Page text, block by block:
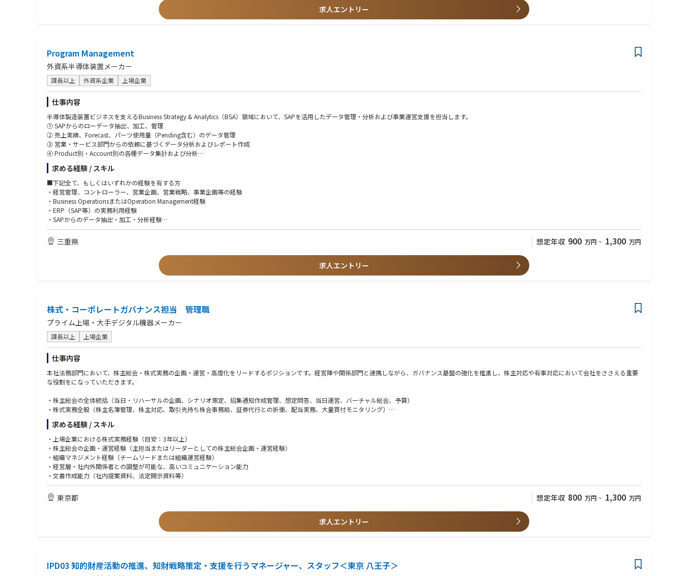
連続量の量子アルゴリズムや基礎研究はまだまだ未開拓分野であり、量子情報理論と物理を探求しながら新たな発想で未解決問題に挑戦していきます。
【Integrated Photonics Unit】
本ポジションでは、光量子コンピューティングを実現するための光集積回路（PIC）プラットフォームの研究開発に幅広く携わっていただきます。
主な業務として、R&D戦略やプロジェクト計画の策定、およびPICの一連の開発を推進していただきます。これには、回路設計、テープアウトの実行、デバイス評価、実証実験などの業務全般 主体的に取り組むことが
含まれます。
・広範なR&D領域: PIC開発の全ライフサイクルに携わるため、柔軟な思考力と幅広い技術的専門知識が重視されます。
・製造および試作: デバイスの製造および試作は、商用ファウンドリサービスと共同研究パートナーの設備を組み合わせて実施します。
＜やりがい・魅力＞
研究重視のチームである集積フォトニクス部門には、アイディアを形にする自由と、多様な技術に挑める環境があります。
ここでは、回路設計や大手ファウンドリへのテープアウト、インハウスでのフォトニックチップ評価まで、一連のプロセスに深く関わることができます。
私たちは、成熟した集積フォトニクスプラットフォームを用いた新たな回路アンプリケーションの開発という手応えのある課題に取り組む一方で、社内試作や大学等との共同研究を通じて次世代の材料プラットフォー
ムの開拓にも果敢に挑んでいます。
【Fundamental Unit】
Fundamentalユニットの一員として、PPLN導波路を光源とした自由空間スクイーズド光の高純度化及び測定の高精度化に関する研究を主導していただきます。スクイーズド光は私達が開発する光量子コンピュータ実
現の鍵となる根源的なリソース光であり、本研究はシステムの性能を飛躍的に向上させる中核的な役割を果たします。
本ポジションでは単なる実験の遂行にとどまらず、量子光学実験において、独創的なアイデアと高度な実験スキル及びプロジェクトマネジメント力を発揮することが期待されます。
・最新の学術論文リサーチに基づく新規実験手法の提案と実証実験の推進
＜やりがい・魅力＞
・光量子コンピュータのコア技術の創出:
当社が開発する光量子コンピュータの心臓部である「スクイーズド光」の極限性能向上に直接コミットできます。あなたが生み出したブレイクスルーが、そのままシステム全体の性能向上、ひいては次世代コンピュー
タの実現に直結するやりがいを感じられます。
・高い研究裁量:
・トップレベルの共創環境:
東大発スタートアップである当社には、世界中から量子コンピュータの最先端の研究者が集まっています。ハード・ソフト・理論の精鋭と日常的に議論し、専門性を互いに高め合える環境です。
■アピールポイント
OptQC株式会社は、光量子コンピュータ技術を実用化し、世界の産業や社会の課題解決を目指しています。
光を利用した次世代量子技術により、従来のコンピュータでは到達できなかった計算能力や効率を提供し、物流、金融、医療など幅広い分野に変革をもたらすことを目指しています。
光の力を最大限に引き出すため、光学や量子、通信技術のスペシャリストとともに、新しい世界を切り開きませんか？
・量子コンピュータ関連企業での勤務経験
・連続量量子アルゴリズムに関する知識・研究経験・実装経験
・連続量光量子コンピュータの実験についての基本的な知識
・少人数・チームでの研究開発経験
・実験家との連携・共同研究の経験
【フィットする方】
・広い視野を持って、様々な量子アルゴリズムの開発に取り組める方
・純粋な物理学としての量子アルゴリズムの研究と、現実的な実機での実装の研究の両方に挑戦したい方
・社内・社外の様々な人・企業と新たな価値を創造したい方
・光量子コンピュータ実機を通して自身のアイディアを社会に役立てたい方
【Integrated Photonics Unit】
■必須
・学位：以下のいずれかの分野で修士もしくは博士号を取得した方
- 光学（レーザー、光集積回路、非線形光学、光通信）
- 量子（量子情報理論、量子情報物理、量子光学）
・英語力：他の研究者や量子コンピュータ専門家との円滑なコミュニケーションができるレベル
・光集積回路の基本的なプラットフォーム（Si、SiN、LNなど）の基礎知識
・3年以上（修士・博士課程の研究を含む）の光集積回路に関する実務経験
・FDTD法やFEMソルバーなど、光集積回路の設計およびシミュレーションに使用されるツールや原理に関する基礎的な理解
・ADSやHFSSなどを用いたモデリング経験、および高速高周波フォトニクスにおける実証・評価経験
・線形光学および非線形光学の現象の理解および数値シミュレーション
・PDKなどを用いた以下の素子の設計経験（干渉計、変調器、フォトダイオード、ホモダイン測定器、エッジカプラー）
・研究開発のプロジェクトを自立的に遂行することができ、それに付帯する業務（先行研究のリサーチ、研究テーマの立案、企業との調整や物品選定、論文執筆、学会発表）を遂行できる方
・実験・理論の両方の研究経験
・日常会話レベルの日本語力
・量子コンピュータ関連企業での勤務経験
・スクイーズド光を用いた研究経験
・連続量量子計算に関する知識
■フィットする方
・ハードウェアを原理レベルから理解し、技術と理論の両輪を扱える方
・自らの専門領域に関する知識を持ちつつ、多方面への挑戦に意欲がある方
【Fundamental Unit】
■必須
・学位：以下のいずれかの分野で修士もしくは博士号を取得した方
- 光学（レーザー、非線形光学、スクイーズド光、重力波干渉計等）
- 量子（量子情報物理、量子光学等）
・研究実務経験：3年以上の実験系での研究実務経験（博士課程での研究期間を含む）
・自律的な実験遂行力：量子光学実験系の設計、構築、測定、課題抽出・解決までを自律的に遂行できる能力
・技術スキル：
- 自由空間およびファイバー光学系の光学素子の取り扱い・アライメント経験
- 非線形光学（PPLN等）に関する基礎知識・実験経験
- 計測機器（オシロスコープ、スペクトラムアナライザ、ネットワークアナライザ等）の操作・評価経験
・第一著者での査読付き学術論文の執筆経験
求人エントリー
Program Management
外資系半導体装置メーカー
課長以上 外資系企業 上場企業
仕事内容
半導体製造装置ビジネスを支えるBusiness Strategy & Analytics（BSA）領域において、SAPを活用したデータ管理・分析および事業運営支援を担当します。
① SAPからのローデータ抽出、加工、管理
② 売上実績、Forecast、パーツ使用量（Pending含む）のデータ管理
③ 営業・サービス部門からの依頼に基づくデータ分析およびレポート作成
④ Product別・Account別の各種データ集計および分析
⑤ データを経営判断や事業戦略に活用できる形へ整理・可視化
求める経験 / スキル
■下記全て、もしくはいずれかの経験を有する方
・経営管理、コントローラー、営業企画、営業戦略、事業企画等の経験
・Business OperationsまたはOperation Management経験
・ERP（SAP等）の実務利用経験
・SAPからのデータ抽出・加工・分析経験
・Excelスキル（VLOOKUP、PivotTable、データ集計分析）
・KPI管理、Forecast作成経験
・データ分析を活用した業務改善経験
・英語：ビジネスレベル（Speaking必須）
三重県 想定年収 900 万円 ~ 1,300 万円
求人エントリー
株式・コーポレートガバナンス担当 管理職
プライム上場・大手デジタル機器メーカー
課長以上 上場企業
仕事内容
本社法務部門において、株主総会・株式実務の企画・運営・高度化をリードするポジションです。経営陣や関係部門と連携しながら、ガバナンス基盤の強化を推進し、株主対応や有事対応において会社をささえる重要
な役割をになっていただきます。
・株主総会の全体統括（当日・リハーサルの企画、シナリオ策定、招集通知作成管理、想定問答、当日運営、バーチャル総会、予算）
・株式実務全般（株主名簿管理、株主対応、取引先持ち株会事務局、証券代行との折衝、配当実務、大量買付モニタリング）
・アクティビスト・機関投資家対応（株主構成分析、機関投資家の議決権行使動向分析等）
・社用印章管理、社内規程（社用印章管理規程、株式関連規程等）の整備・改訂
・稟議システムの管理・運営
・チームマネジメント（5名～6名規模。業務改善、人材育成、DX推進等を通じて組織力をリード）
・通常は週2日程度のリモートワークとなります。
求める経験 / スキル
・上場企業における株式実務経験（目安：3年以上）
・株主総会の企画・運営経験（主担当またはリーダーとしての株主総会企画・運営経験）
・組織マネジメント経験（チームリードまたは組織運営経験）
・経営層・社内外関係者との調整が可能な、高いコミュニケーション能力
・文書作成能力（社内提案資料、法定開示資料等）
東京都 想定年収 800 万円 ~ 1,300 万円
求人エントリー
IPD03 知的財産活動の推進、知財戦略策定・支援を行うマネージャー、スタッフ＜東京 八王子＞